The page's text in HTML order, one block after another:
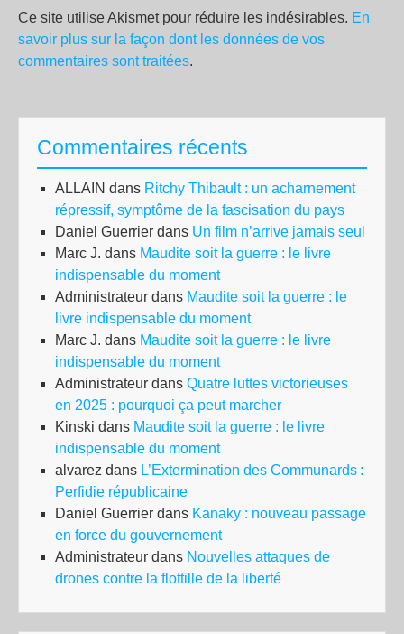
Ce site utilise Akismet pour réduire les indésirables. En
savoir plus sur la façon dont les données de vos
commentaires sont traitées.
Commentaires récents
ALLAIN dans Ritchy Thibault : un acharnement
répressif, symptôme de la fascisation du pays
Daniel Guerrier dans Un film n’arrive jamais seul
Marc J. dans Maudite soit la guerre : le livre
indispensable du moment
Administrateur dans Maudite soit la guerre : le
livre indispensable du moment
Marc J. dans Maudite soit la guerre : le livre
indispensable du moment
Administrateur dans Quatre luttes victorieuses
en 2025 : pourquoi ça peut marcher
Kinski dans Maudite soit la guerre : le livre
indispensable du moment
alvarez dans L’Extermination des Communards :
Perfidie républicaine
Daniel Guerrier dans Kanaky : nouveau passage
en force du gouvernement
Administrateur dans Nouvelles attaques de
drones contre la flottille de la liberté